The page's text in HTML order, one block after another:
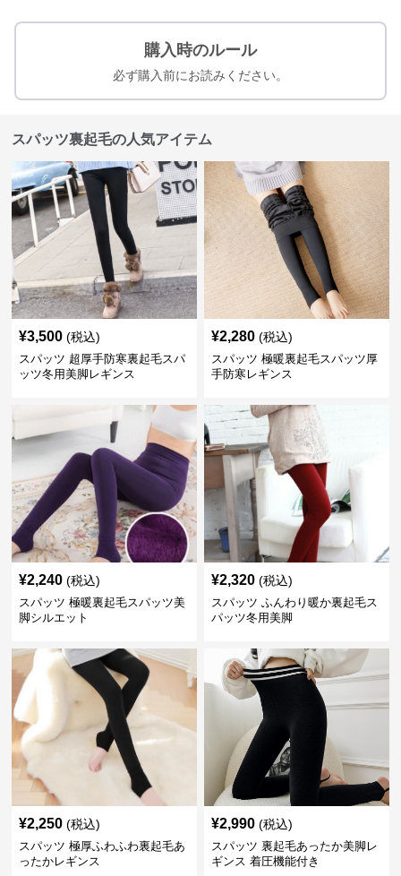
購入時のルール
必ず購入前にお読みください。
スパッツ裏起毛の人気アイテム
¥3,500 (税込)
スパッツ 超厚手防寒裏起毛スパ
ッツ冬用美脚レギンス
¥2,280 (税込)
スパッツ 極暖裏起毛スパッツ厚
手防寒レギンス
¥2,240 (税込)
スパッツ 極暖裏起毛スパッツ美
脚シルエット
¥2,320 (税込)
スパッツ ふんわり暖か裏起毛ス
パッツ冬用美脚
¥2,250 (税込)
スパッツ 極厚ふわふわ裏起毛あ
ったかレギンス
¥2,990 (税込)
スパッツ 裏起毛あったか美脚レ
ギンス 着圧機能付き